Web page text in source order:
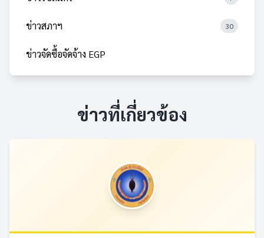
ข่าวสภาฯ 30
ข่าวจัดซื้อจัดจ้าง EGP
ข่าวที่เกี่ยวข้อง